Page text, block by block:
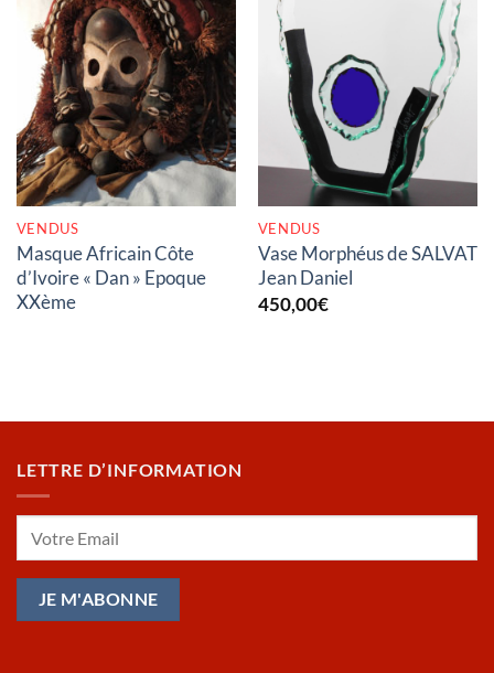
RUPTURE DE STOCK
VENDUS
Masque Africain Côte
d’Ivoire « Dan » Epoque
XXème
RUPTURE DE STOCK
VENDUS
Vase Morphéus de SALVAT
Jean Daniel
450,00€
LETTRE D’INFORMATION